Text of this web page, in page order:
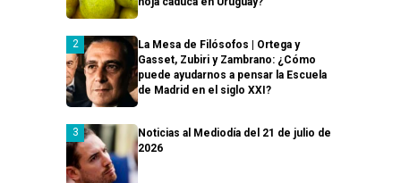
La Mesa de Filósofos | Ortega y
Gasset, Zubiri y Zambrano: ¿Cómo
puede ayudarnos a pensar la Escuela
de Madrid en el siglo XXI?
Noticias al Mediodía del 21 de julio de
2026